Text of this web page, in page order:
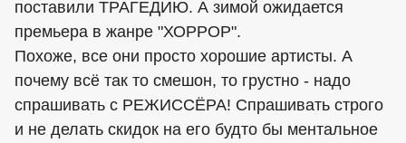
поставили ТРАГЕДИЮ. А зимой ожидается
премьера в жанре "ХОРРОР".
Похоже, все они просто хорошие артисты. А
почему всё так то смешон, то грустно - надо
спрашивать с РЕЖИССЁРА! Спрашивать строго
и не делать скидок на его будто бы ментальное